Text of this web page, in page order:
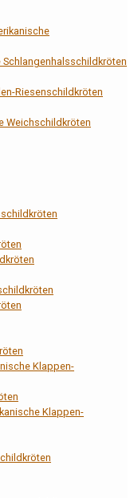
Riesenschildkröten
Weichschildkröten
Klappen-
Klappen-